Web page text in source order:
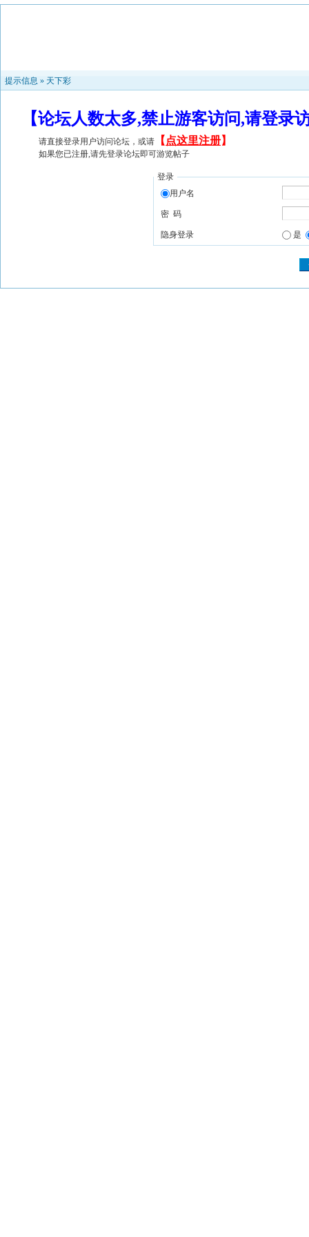
提示信息 » 天下彩
【论坛人数太多,禁止游客访问,请登
请直接登录用户访问论坛，或请 【 点这里注册】
如果您已注册,请先登录论坛即可游览帖子
登录
用户名
密 码
隐身登录 是